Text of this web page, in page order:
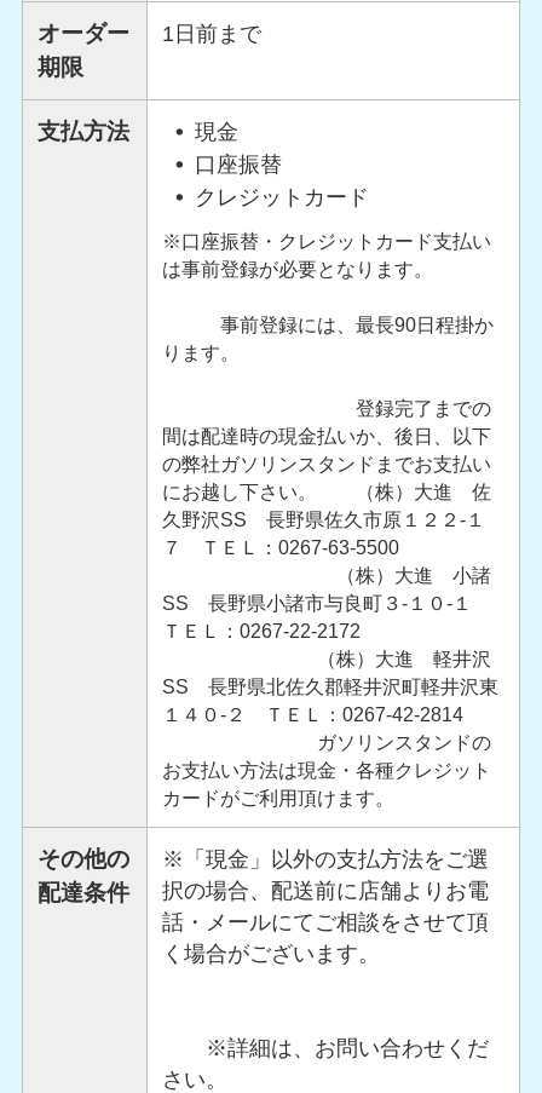
オーダー
期限
1日前まで
支払方法
現金
口座振替
クレジットカード
※口座振替・クレジットカード支払い
は事前登録が必要となります。
事前登録には、最長90日程掛か
ります。
登録完了までの
間は配達時の現金払いか、後日、以下
の弊社ガソリンスタンドまでお支払い
にお越し下さい。 （株）大進 佐
久野沢SS 長野県佐久市原１２２-１
７ ＴＥＬ：0267-63-5500
（株）大進 小諸
SS 長野県小諸市与良町３-１０-１
ＴＥＬ：0267-22-2172
（株）大進 軽井沢
SS 長野県北佐久郡軽井沢町軽井沢東
１４０-２ ＴＥＬ：0267-42-2814
ガソリンスタンドの
お支払い方法は現金・各種クレジット
カードがご利用頂けます。
その他の
配達条件
※「現金」以外の支払方法をご選
択の場合、配送前に店舗よりお電
話・メールにてご相談をさせて頂
く場合がございます。
※詳細は、お問い合わせくだ
さい。